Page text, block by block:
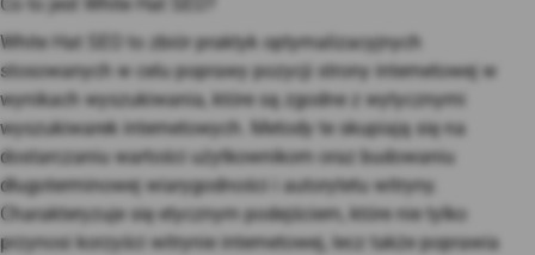
White Hat SEO to zbiór praktyk optymalizacyjnych
stosowanych w celu poprawy pozycji strony internetowej w
wynikach wyszukiwania, które są zgodne z wytycznymi
wyszukiwarek internetowych. Metody te skupiają się na
dostarczaniu wartości użytkownikom oraz budowaniu
długoterminowej wiarygodności i autorytetu witryny.
Charakteryzuje się etycznym podejściem, które nie tylko
przynosi korzyści witrynie internetowej, lecz także poprawia